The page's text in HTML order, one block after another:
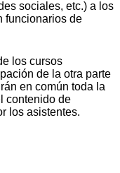
sociales, etc.) a los
funcionarios de
los cursos
de la otra parte
en común toda la
contenido de
los asistentes.